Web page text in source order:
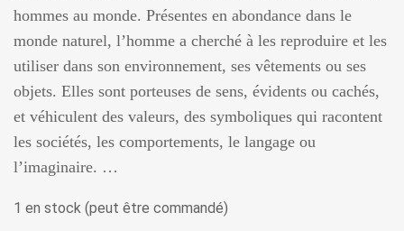
hommes au monde. Présentes en abondance dans le
monde naturel, l’homme a cherché à les reproduire et les
utiliser dans son environnement, ses vêtements ou ses
objets. Elles sont porteuses de sens, évidents ou cachés,
et véhiculent des valeurs, des symboliques qui racontent
les sociétés, les comportements, le langage ou
l’imaginaire. …
1 en stock (peut être commandé)